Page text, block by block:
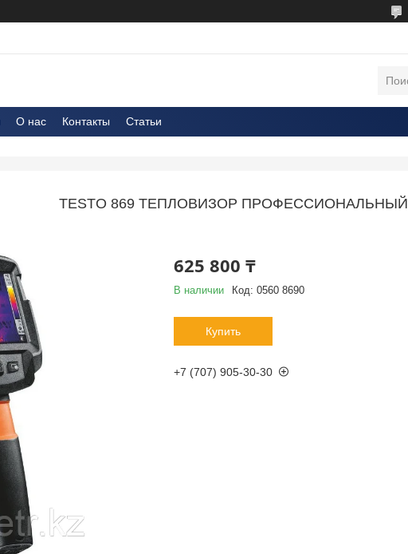
О нас Контакты Статьи
TESTO 869 ТЕПЛОВИЗОР ПРОФЕССИОНАЛЬНЫЙ
625 800 ₸
В наличии Код: 0560 8690
Купить
+7 (707) 905-30-30